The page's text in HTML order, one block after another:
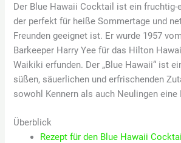
Der Blue Hawaii Cocktail ist ein fruchtig-
der perfekt für heiße Sommertage und
Freunden geeignet ist. Er wurde 1957
Barkeeper Harry Yee für das Hilton
Waikiki erfunden. Der „Blue Hawaii“ ist
süßen, säuerlichen und erfrischenden
sowohl Kennern als auch Neulingen eine
Überblick
Rezept für den Blue Hawaii Cocktail